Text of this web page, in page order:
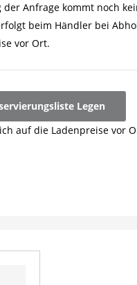
Anfrage kommt noch
beim Händler bei
vor Ort.
Legen
auf die Ladenpreise vor